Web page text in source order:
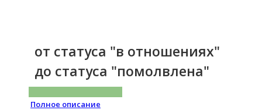
от статуса "в отношениях"
до статуса "помолвлена"
Полное описание